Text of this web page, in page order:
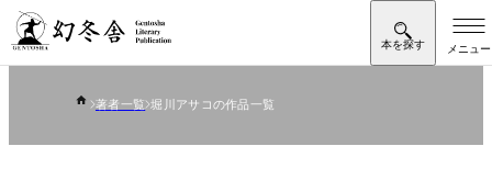
著者一覧 堀川アサコの作品一覧